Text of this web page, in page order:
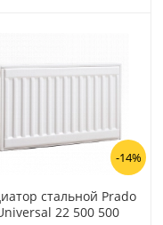
-14%
стальной Prado
22 500 500